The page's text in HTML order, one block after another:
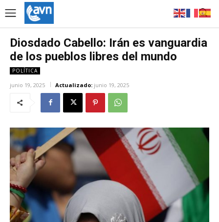
Diosdado Cabello: Irán es vanguardia
de los pueblos libres del mundo
POLÍTICA
junio 19, 2025 Actualizado: junio 19, 2025